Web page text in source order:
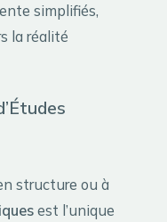
simplifiés,
la réalité
structure ou à
est l’unique